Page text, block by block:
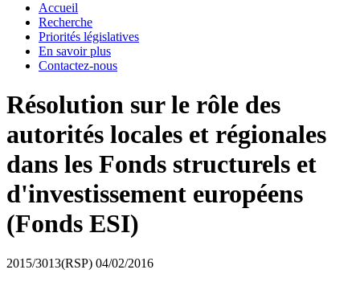
Accueil
Recherche
Priorités législatives
En savoir plus
Contactez-nous
Résolution sur le rôle des
autorités locales et régionales
dans les Fonds structurels et
d'investissement européens
(Fonds ESI)
2015/3013(RSP) 04/02/2016